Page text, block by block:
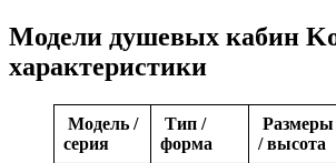
Модели душевых кабин
характеристики
Модель /
серия
Тип /
форма
Размеры
/ высота